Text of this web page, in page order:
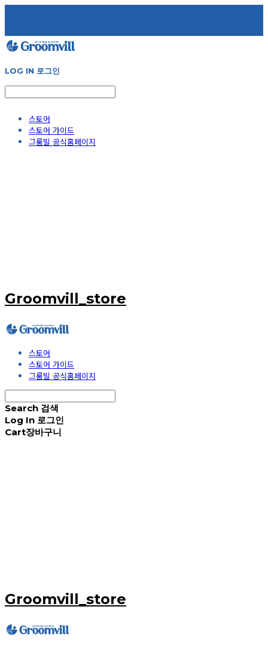
LOG IN 로그인
스토어
스토어 가이드
그룸빌 공식홈페이지
Groomvill_store
스토어
스토어 가이드
그룸빌 공식홈페이지
Search 검색
Log In 로그인
Cart장바구니
Groomvill_store